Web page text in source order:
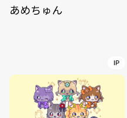
あめちゅん
IP